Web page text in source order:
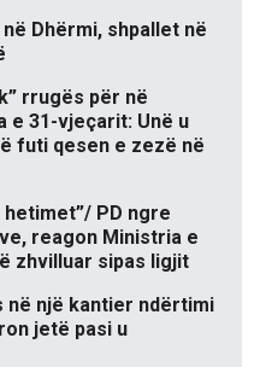
Dhërmi, shpallet në
rrugës për në
e 31-vjeçarit: Unë u
futi qesen e zezë në
hetimet”/ PD ngre
reagon Ministria e
zhvilluar sipas ligjit
në një kantier ndërtimi
jetë pasi u